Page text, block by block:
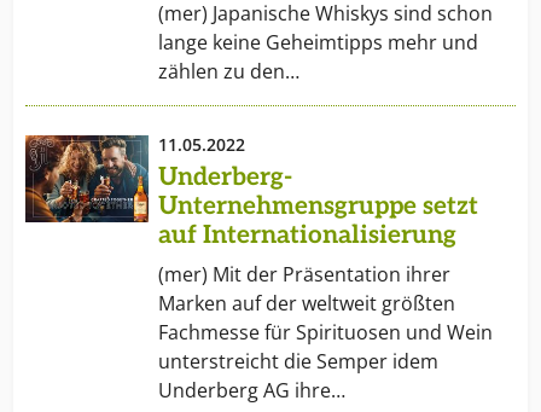
(mer) Japanische Whiskys sind schon
lange keine Geheimtipps mehr und
zählen zu den…
11.05.2022
Underberg-
Unternehmensgruppe setzt
auf Internationalisierung
(mer) Mit der Präsentation ihrer
Marken auf der weltweit größten
Fachmesse für Spirituosen und Wein
unterstreicht die Semper idem
Underberg AG ihre…